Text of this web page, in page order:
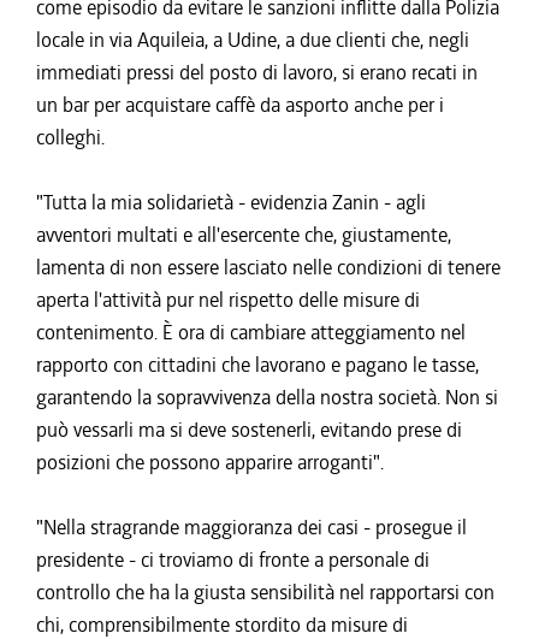
come episodio da evitare le sanzioni inflitte dalla Polizia
locale in via Aquileia, a Udine, a due clienti che, negli
immediati pressi del posto di lavoro, si erano recati in
un bar per acquistare caffè da asporto anche per i
colleghi.
"Tutta la mia solidarietà - evidenzia Zanin - agli
avventori multati e all'esercente che, giustamente,
lamenta di non essere lasciato nelle condizioni di tenere
aperta l'attività pur nel rispetto delle misure di
contenimento. È ora di cambiare atteggiamento nel
rapporto con cittadini che lavorano e pagano le tasse,
garantendo la sopravvivenza della nostra società. Non si
può vessarli ma si deve sostenerli, evitando prese di
posizioni che possono apparire arroganti".
"Nella stragrande maggioranza dei casi - prosegue il
presidente - ci troviamo di fronte a personale di
controllo che ha la giusta sensibilità nel rapportarsi con
chi, comprensibilmente stordito da misure di